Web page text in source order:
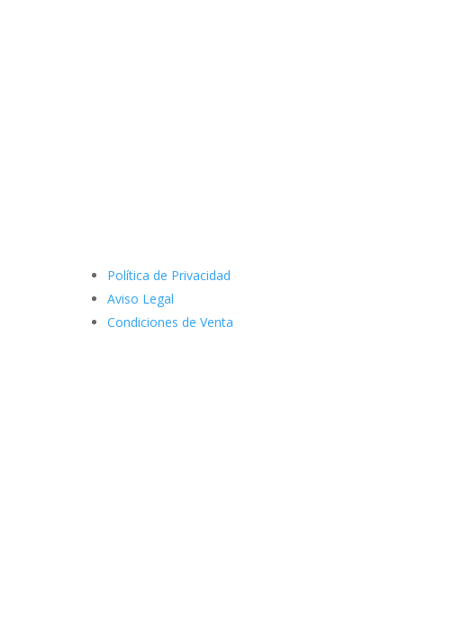
Política de Privacidad
Aviso Legal
Condiciones de Venta